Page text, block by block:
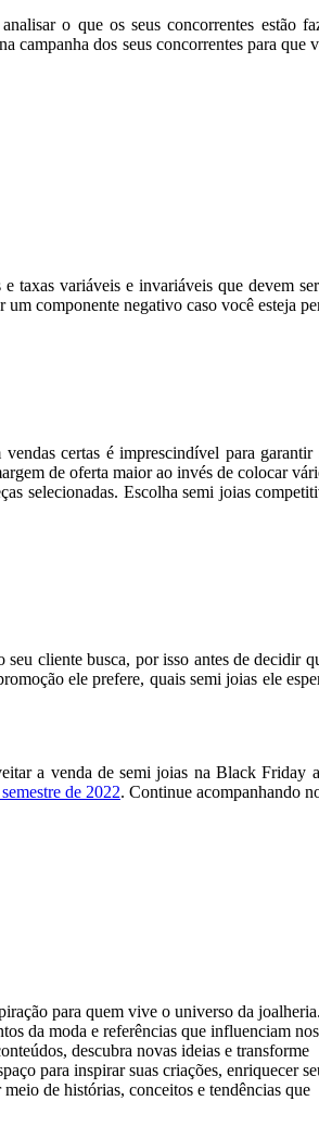
o que os seus concorrentes estão
campanha dos seus concorrentes para
e taxas variáveis e invariáveis que devem
um componente negativo caso você esteja
certas é imprescindível para
de oferta maior ao invés de colocar
selecionadas. Escolha semi joias
cliente busca, por isso antes de decidir
ele prefere, quais semi joias ele
a venda de semi joias na Black Friday
de 2022. Continue acompanhando
para quem vive o universo da
da moda e referências que influenciam
descubra novas ideias e transforme
para inspirar suas criações, enriquecer
de histórias, conceitos e tendências que